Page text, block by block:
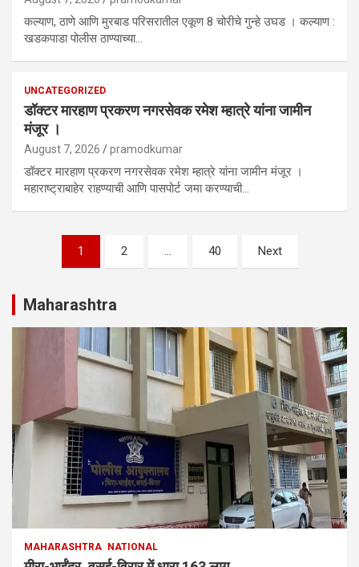
कल्याण, ठाणे आणि मुरबाड परिसरातील एकूण 8 चोरीचे गुन्हे उघड । कल्याण :
खडकपाडा पोलीस ठाण्याच्या…
UNCATEGORIZED
डॉक्टर मारहाण प्रकरण नगरसेवक रमेश म्हात्रे यांना जामीन
मंजूर ।
August 7, 2026 pramodkumar
डॉक्टर मारहाण प्रकरण नगरसेवक रमेश म्हात्रे यांना जामीन मंजूर ।
महाराष्ट्राबाहेर राहण्याची आणि पासपोर्ट जमा करण्याची…
pagination
1 2 … 40 Next
Maharashtra
MAHARASHTRA NATIONAL